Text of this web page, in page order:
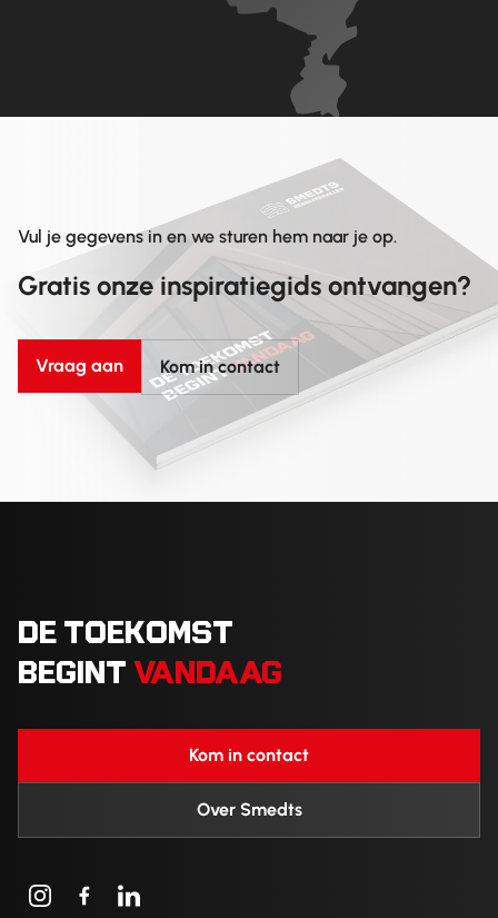
Vul je gegevens in en we sturen hem naar je op.
Gratis onze inspiratiegids ontvangen?
Vraag aan Kom in contact
DE TOEKOMST
BEGINT VANDAAG
Kom in contact
Over Smedts